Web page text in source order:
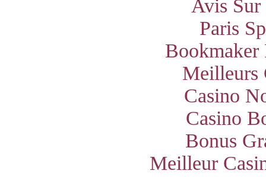
Avis Sur
Paris
Meilleurs
Casino
Casino
Bonus
Meilleur